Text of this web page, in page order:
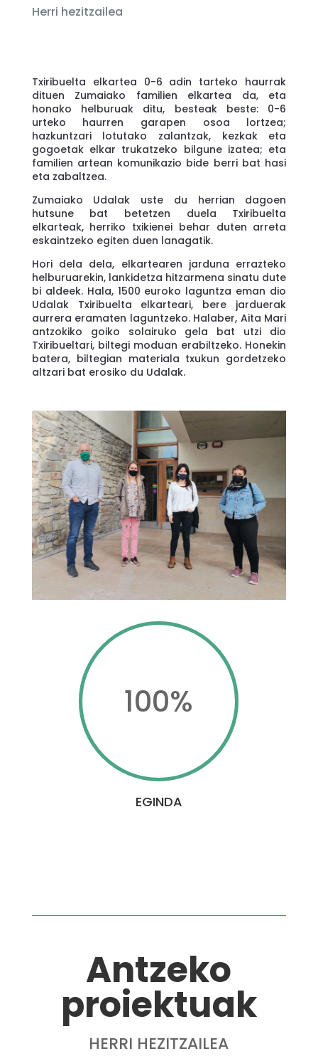
Herri hezitzailea
Txiribuelta elkartea 0-6 adin tarteko haurrak
dituen Zumaiako familien elkartea da, eta
honako helburuak ditu, besteak beste: 0-6
urteko haurren garapen osoa lortzea;
hazkuntzari lotutako zalantzak, kezkak eta
gogoetak elkar trukatzeko bilgune izatea; eta
familien artean komunikazio bide berri bat hasi
eta zabaltzea.
Zumaiako Udalak uste du herrian dagoen
hutsune bat betetzen duela Txiribuelta
elkarteak, herriko txikienei behar duten arreta
eskaintzeko egiten duen lanagatik.
Hori dela dela, elkartearen jarduna errazteko
helburuarekin, lankidetza hitzarmena sinatu dute
bi aldeek. Hala, 1500 euroko laguntza eman dio
Udalak Txiribuelta elkarteari, bere jarduerak
aurrera eramaten laguntzeko. Halaber, Aita Mari
antzokiko goiko solairuko gela bat utzi dio
Txiribueltari, biltegi moduan erabiltzeko. Honekin
batera, biltegian materiala txukun gordetzeko
altzari bat erosiko du Udalak.
100%
EGINDA
Antzeko
proiektuak
HERRI HEZITZAILEA